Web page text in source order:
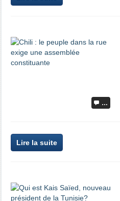
…
Lire la suite